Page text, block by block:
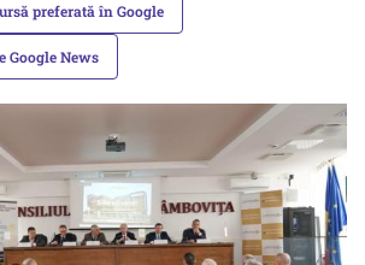
preferată în Google
Google News